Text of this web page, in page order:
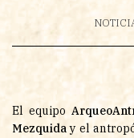
El equipo
Mezquiday el